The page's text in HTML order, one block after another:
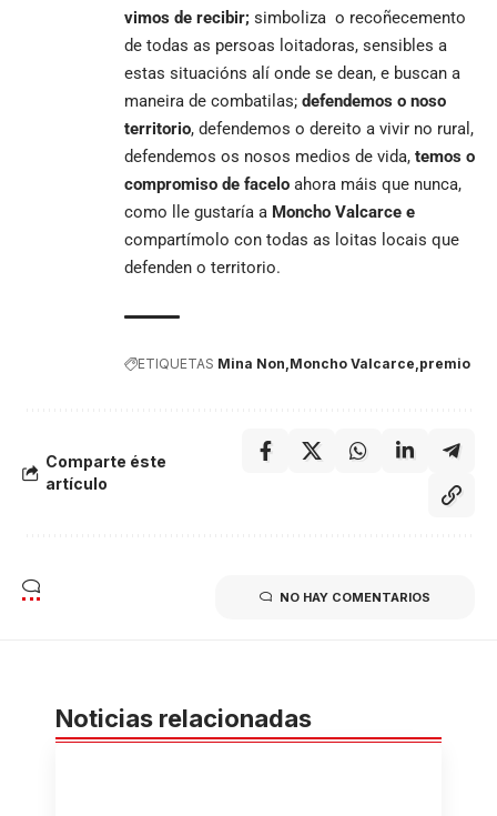
vimos de recibir; simboliza o recoñecemento
de todas as persoas loitadoras, sensibles a
estas situacións alí onde se dean, e buscan a
maneira de combatilas; defendemos o noso
territorio, defendemos o dereito a vivir no rural,
defendemos os nosos medios de vida, temos o
compromiso de facelo ahora máis que nunca,
como lle gustaría a Moncho Valcarce e
compartímolo con todas as loitas locais que
defenden o territorio.
ETIQUETAS Mina Non Moncho Valcarce premio
Comparte éste
artículo
NO HAY COMENTARIOS
Noticias relacionadas